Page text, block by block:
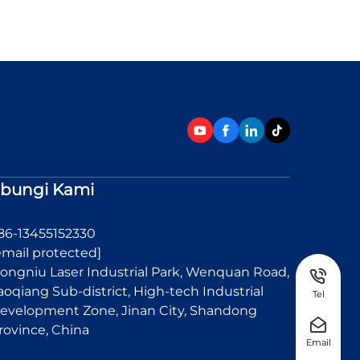
Kami
13455152330
protected]
Laser Industrial Park, Wenquan Road,
Sub-district, High-tech Industrial
Zone, Jinan City, Shandong
China
Tel
Email